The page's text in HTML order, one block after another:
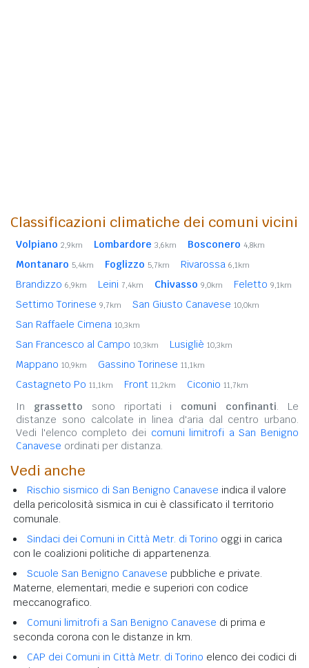
Classificazioni climatiche dei comuni vicini
Volpiano 2,9km Lombardore 3,6km Bosconero 4,8km
Montanaro 5,4km Foglizzo 5,7km Rivarossa 6,1km
Brandizzo 6,9km Leini 7,4km Chivasso 9,0km Feletto 9,1km
Settimo Torinese 9,7km San Giusto Canavese 10,0km
San Raffaele Cimena 10,3km
San Francesco al Campo 10,3km Lusigliè 10,3km
Mappano 10,9km Gassino Torinese 11,1km
Castagneto Po 11,1km Front 11,2km Ciconio 11,7km
In grassetto sono riportati i comuni confinanti. Le
distanze sono calcolate in linea d'aria dal centro urbano.
Vedi l'elenco completo dei comuni limitrofi a San Benigno
Canavese ordinati per distanza.
Vedi anche
Rischio sismico di San Benigno Canavese indica il valore
della pericolosità sismica in cui è classificato il territorio
comunale.
Sindaci dei Comuni in Città Metr. di Torino oggi in carica
con le coalizioni politiche di appartenenza.
Scuole San Benigno Canavese pubbliche e private.
Materne, elementari, medie e superiori con codice
meccanografico.
Comuni limitrofi a San Benigno Canavese di prima e
seconda corona con le distanze in km.
CAP dei Comuni in Città Metr. di Torino elenco dei codici di